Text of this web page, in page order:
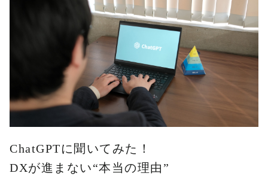
ChatGPTに聞いてみた！
DXが進まない“本当の理由”